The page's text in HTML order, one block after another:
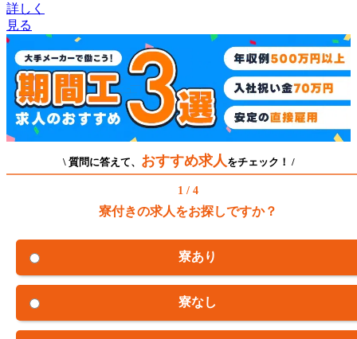
詳しく
見る
\ 質問に答えて、 おすすめ求人 をチェック！ /
1 / 4
寮付きの求人をお探しですか？
寮あり
寮なし